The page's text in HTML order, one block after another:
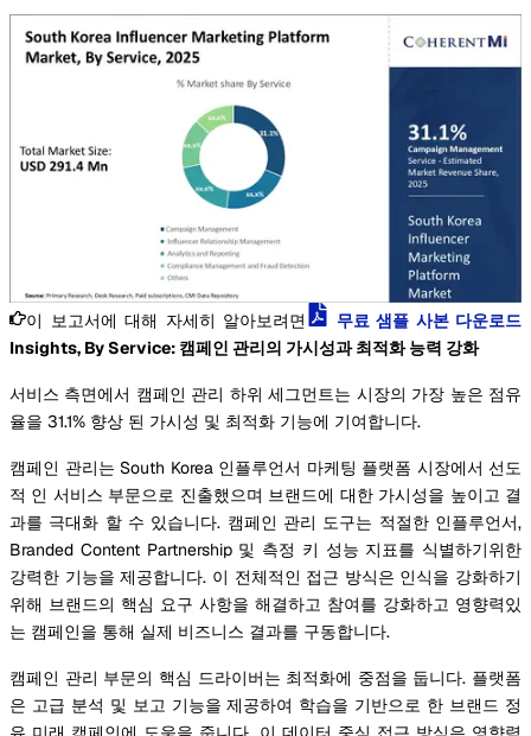
이 보고서에 대해 자세히 알아보려면
무료 샘플 사본 다운로드
Insights, By Service: 캠페인 관리의 가시성과 최적화 능력 강화
서비스 측면에서 캠페인 관리 하위 세그먼트는 시장의 가장 높은 점유
율을 31.1% 향상 된 가시성 및 최적화 기능에 기여합니다.
캠페인 관리는 South Korea 인플루언서 마케팅 플랫폼 시장에서 선도
적 인 서비스 부문으로 진출했으며 브랜드에 대한 가시성을 높이고 결
과를 극대화 할 수 있습니다. 캠페인 관리 도구는 적절한 인플루언서,
Branded Content Partnership 및 측정 키 성능 지표를 식별하기위한
강력한 기능을 제공합니다. 이 전체적인 접근 방식은 인식을 강화하기
위해 브랜드의 핵심 요구 사항을 해결하고 참여를 강화하고 영향력있
는 캠페인을 통해 실제 비즈니스 결과를 구동합니다.
캠페인 관리 부문의 핵심 드라이버는 최적화에 중점을 둡니다. 플랫폼
은 고급 분석 및 보고 기능을 제공하여 학습을 기반으로 한 브랜드 정